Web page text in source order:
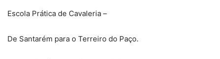
Escola Prática de Cavaleria –
De Santarém para o Terreiro do Paço.